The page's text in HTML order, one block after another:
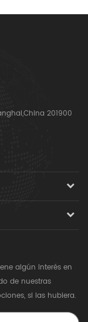
201900
algún interés en
de nuestras
si las hubiera.